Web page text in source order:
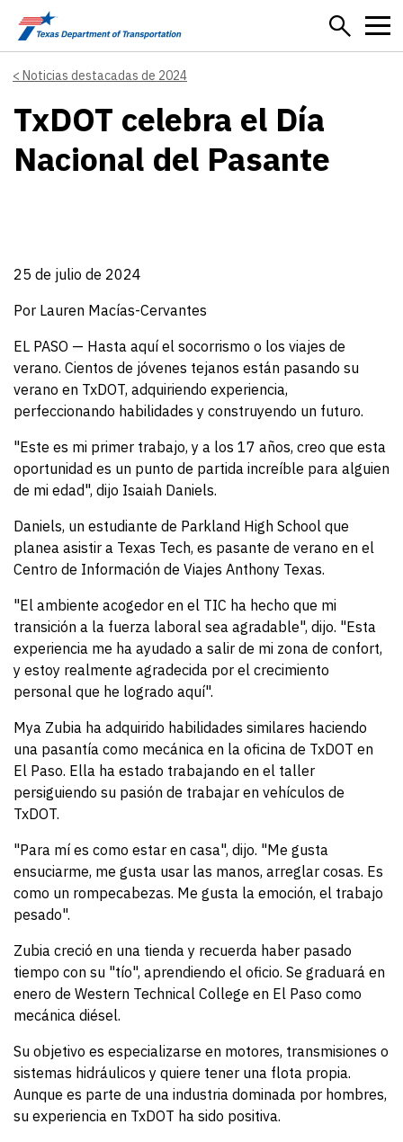
Skip to main content
Noticias destacadas de 2024
TxDOT celebra el Día
Nacional del Pasante
25 de julio de 2024
Por Lauren Macías-Cervantes
EL PASO — Hasta aquí el socorrismo o los viajes de
verano. Cientos de jóvenes tejanos están pasando su
verano en TxDOT, adquiriendo experiencia,
perfeccionando habilidades y construyendo un futuro.
"Este es mi primer trabajo, y a los 17 años, creo que esta
oportunidad es un punto de partida increíble para alguien
de mi edad", dijo Isaiah Daniels.
Daniels, un estudiante de Parkland High School que
planea asistir a Texas Tech, es pasante de verano en el
Centro de Información de Viajes Anthony Texas.
"El ambiente acogedor en el TIC ha hecho que mi
transición a la fuerza laboral sea agradable", dijo. "Esta
experiencia me ha ayudado a salir de mi zona de confort,
y estoy realmente agradecida por el crecimiento
personal que he logrado aquí".
Mya Zubia ha adquirido habilidades similares haciendo
una pasantía como mecánica en la oficina de TxDOT en
El Paso. Ella ha estado trabajando en el taller
persiguiendo su pasión de trabajar en vehículos de
TxDOT.
"Para mí es como estar en casa", dijo. "Me gusta
ensuciarme, me gusta usar las manos, arreglar cosas. Es
como un rompecabezas. Me gusta la emoción, el trabajo
pesado".
Zubia creció en una tienda y recuerda haber pasado
tiempo con su "tío", aprendiendo el oficio. Se graduará en
enero de Western Technical College en El Paso como
mecánica diésel.
Su objetivo es especializarse en motores, transmisiones o
sistemas hidráulicos y quiere tener una flota propia.
Aunque es parte de una industria dominada por hombres,
su experiencia en TxDOT ha sido positiva.